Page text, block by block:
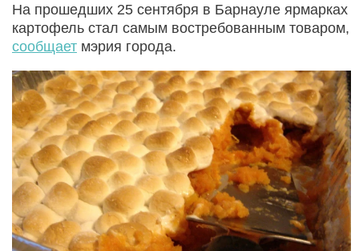
На прошедших 25 сентября в Барнауле ярмарках
картофель стал самым востребованным товаром,
сообщает мэрия города.